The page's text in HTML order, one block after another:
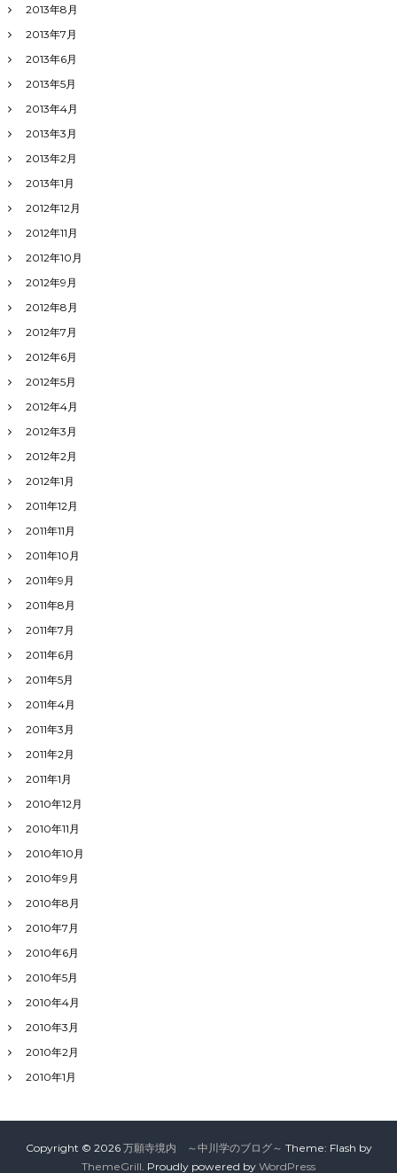
2013年8月
2013年7月
2013年6月
2013年5月
2013年4月
2013年3月
2013年2月
2013年1月
2012年12月
2012年11月
2012年10月
2012年9月
2012年8月
2012年7月
2012年6月
2012年5月
2012年4月
2012年3月
2012年2月
2012年1月
2011年12月
2011年11月
2011年10月
2011年9月
2011年8月
2011年7月
2011年6月
2011年5月
2011年4月
2011年3月
2011年2月
2011年1月
2010年12月
2010年11月
2010年10月
2010年9月
2010年8月
2010年7月
2010年6月
2010年5月
2010年4月
2010年3月
2010年2月
2010年1月
Copyright © 2026 万願寺境内 ～中川学のブログ～ Theme: Flash by
ThemeGrill. Proudly powered by WordPress